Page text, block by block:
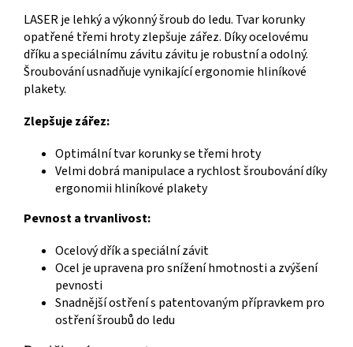
LASER je lehký a výkonný šroub do ledu. Tvar korunky
opatřené třemi hroty zlepšuje zářez. Díky ocelovému
dříku a speciálnímu závitu závitu je robustní a odolný.
Šroubování usnadňuje vynikající ergonomie hliníkové
plakety.
Zlepšuje zářez:
Optimální tvar korunky se třemi hroty
Velmi dobrá manipulace a rychlost šroubování díky
ergonomii hliníkové plakety
Pevnost a trvanlivost:
Ocelový dřík a speciální závit
Ocel je upravena pro snížení hmotnosti a zvýšení
pevnosti
Snadnější ostření s patentovaným přípravkem pro
ostření šroubů do ledu